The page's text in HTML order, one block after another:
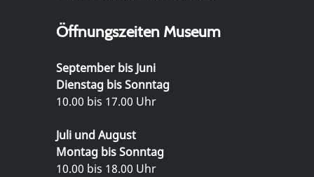
Öffnungszeiten Museum
September bis Juni
Dienstag bis Sonntag
10.00 bis 17.00 Uhr
Juli und August
Montag bis Sonntag
10.00 bis 18.00 Uhr